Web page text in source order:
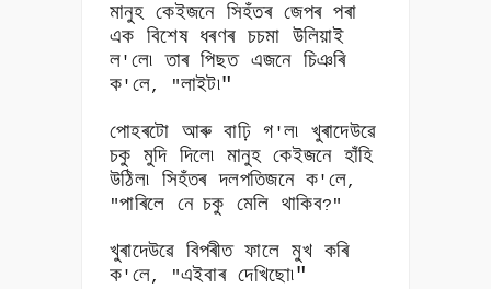
মানুহ কেইজনে সিহঁতৰ জেপৰ পৰা
এক বিশেষ ধৰণৰ চচমা উলিয়াই
ল' লে৷ তাৰ পিছত এজনে চিঞৰি
ক' লে, "লাইট৷"
পোহৰটো আৰু বাঢ়ি গ 'ল৷ খুৰাদেউৱে
চকু মুদি দিলে৷ মানুহ কেইজনে হাঁহি
উঠিল৷ সিহঁতৰ দলপতিজনে ক' লে,
"পাৰিলে নে চকু মেলি থাকিব?"
খুৰাদেউৱে বিপৰীত ফালে মুখ কৰি
ক' লে, "এইবাৰ দেখিছো৷"